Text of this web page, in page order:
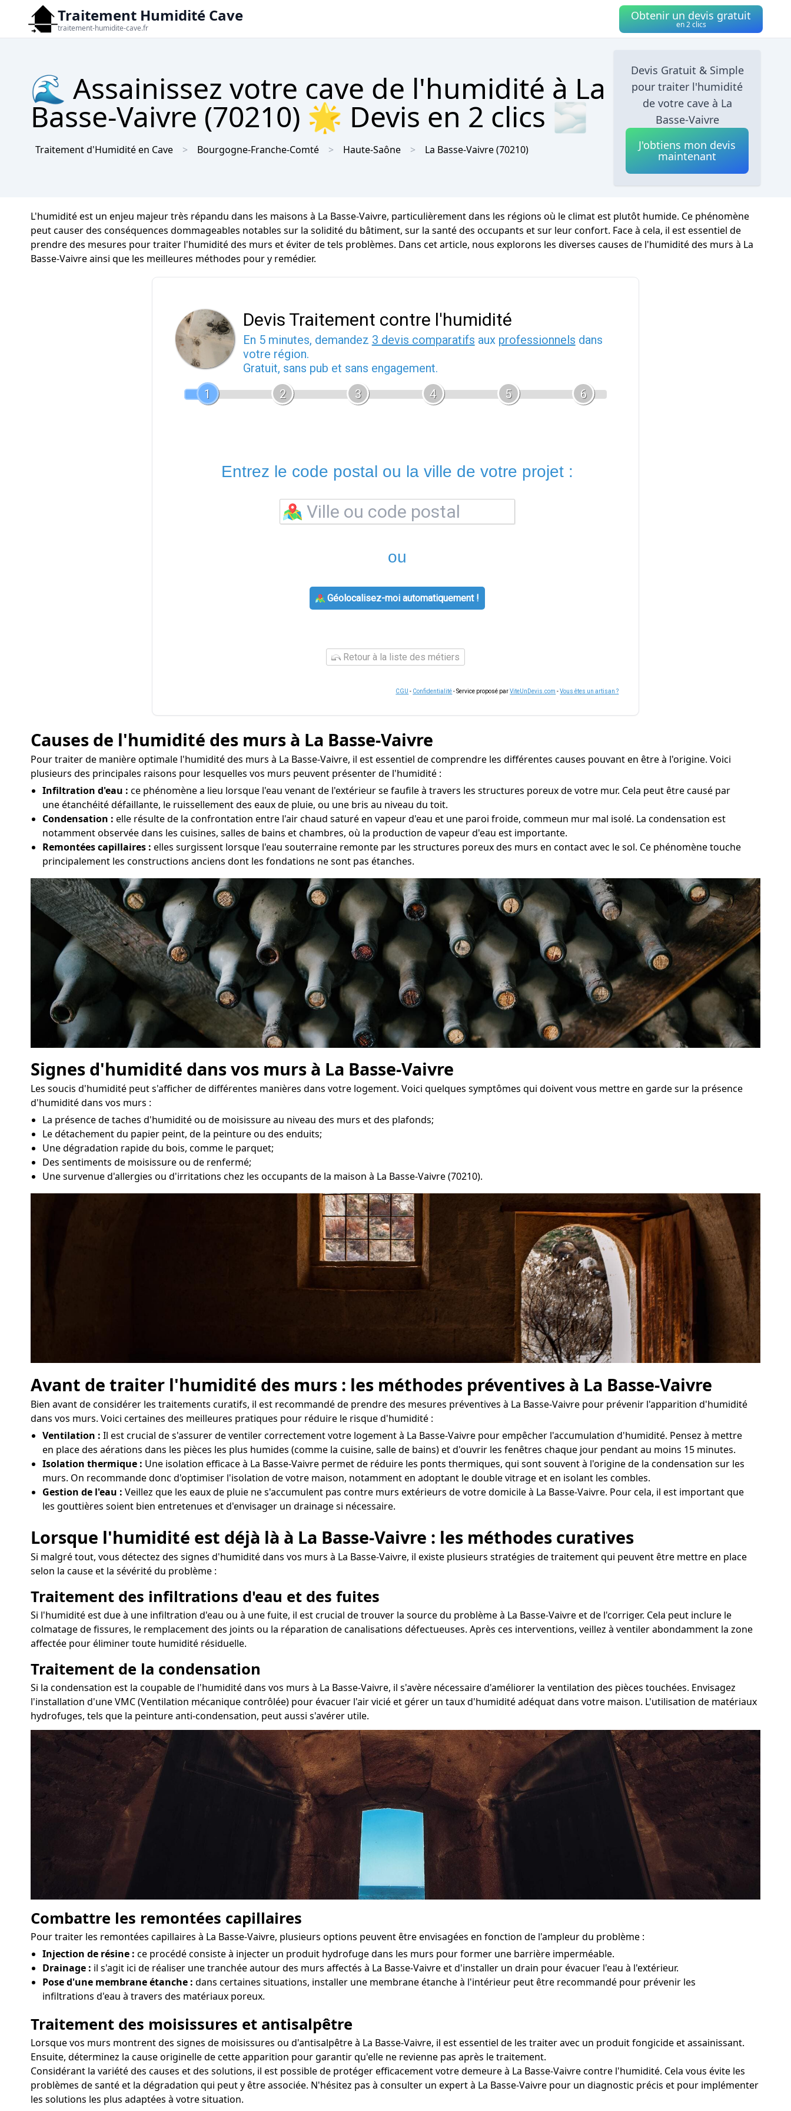
Traitement Humidité Cave
traitement-humidite-cave.fr
Obtenir un devis gratuit
en 2 clics
🌊 Assainissez votre cave de l'humidité à La
Basse-Vaivre (70210) 🌟 Devis en 2 clics 🌫
Traitement d'Humidité en Cave Bourgogne-Franche-Comté Haute-Saône La Basse-Vaivre(70210)
Devis Gratuit & Simple
pour traiter l'humidité
de votre cave à La
Basse-Vaivre
J'obtiens mon devis
maintenant
L'humidité est un enjeu majeur très répandu dans les maisons à La Basse-Vaivre, particulièrement dans les régions où le climat est plutôt humide. Ce phénomène
peut causer des conséquences dommageables notables sur la solidité du bâtiment, sur la santé des occupants et sur leur confort. Face à cela, il est essentiel de
prendre des mesures pour traiter l'humidité des murs et éviter de tels problèmes. Dans cet article, nous explorons les diverses causes de l'humidité des murs à La
Basse-Vaivre ainsi que les meilleures méthodes pour y remédier.
Devis Traitement contre l'humidité
En 5 minutes, demandez 3 devis comparatifs aux professionnels dans
votre région.
Gratuit, sans pub et sans engagement.
1
2 3 4 5 6
Entrez le code postal ou la ville de votre projet :
ou
Géolocalisez-moi automatiquement !
Retour à la liste des métiers
CGU - Confidentialité- Service proposé parViteUnDevis.com -Vous êtes un artisan ?
Causes de l'humidité des murs à La Basse-Vaivre
Pour traiter de manière optimale l'humidité des murs à La Basse-Vaivre, il est essentiel de comprendre les différentes causes pouvant en être à l'origine. Voici
plusieurs des principales raisons pour lesquelles vos murs peuvent présenter de l'humidité :
Infiltration d'eau : ce phénomène a lieu lorsque l'eau venant de l'extérieur se faufile à travers les structures poreux de votre mur. Cela peut être causé par
une étanchéité défaillante, le ruissellement des eaux de pluie, ou une bris au niveau du toit.
Condensation : elle résulte de la confrontation entre l'air chaud saturé en vapeur d'eau et une paroi froide, commeun mur mal isolé. La condensation est
notamment observée dans les cuisines, salles de bains et chambres, où la production de vapeur d'eau est importante.
Remontées capillaires : elles surgissent lorsque l'eau souterraine remonte par les structures poreux des murs en contact avec le sol. Ce phénomène touche
principalement les constructions anciens dont les fondations ne sont pas étanches.
Signes d'humidité dans vos murs à La Basse-Vaivre
Les soucis d'humidité peut s'afficher de différentes manières dans votre logement. Voici quelques symptômes qui doivent vous mettre en garde sur la présence
d'humidité dans vos murs :
La présence de taches d'humidité ou de moisissure au niveau des murs et des plafonds;
Le détachement du papier peint, de la peinture ou des enduits;
Une dégradation rapide du bois, comme le parquet;
Des sentiments de moisissure ou de renfermé;
Une survenue d'allergies ou d'irritations chez les occupants de la maison à La Basse-Vaivre (70210).
Avant de traiter l'humidité des murs : les méthodes préventives à La Basse-Vaivre
Bien avant de considérer les traitements curatifs, il est recommandé de prendre des mesures préventives à La Basse-Vaivre pour prévenir l'apparition d'humidité
dans vos murs. Voici certaines des meilleures pratiques pour réduire le risque d'humidité :
Ventilation : Il est crucial de s'assurer de ventiler correctement votre logement à La Basse-Vaivre pour empêcher l'accumulation d'humidité. Pensez à mettre
en place des aérations dans les pièces les plus humides (comme la cuisine, salle de bains) et d'ouvrir les fenêtres chaque jour pendant au moins 15 minutes.
Isolation thermique : Une isolation efficace à La Basse-Vaivre permet de réduire les ponts thermiques, qui sont souvent à l'origine de la condensation sur les
murs. On recommande donc d'optimiser l'isolation de votre maison, notamment en adoptant le double vitrage et en isolant les combles.
Gestion de l'eau : Veillez que les eaux de pluie ne s'accumulent pas contre murs extérieurs de votre domicile à La Basse-Vaivre. Pour cela, il est important que
les gouttières soient bien entretenues et d'envisager un drainage si nécessaire.
Lorsque l'humidité est déjà là à La Basse-Vaivre : les méthodes curatives
Si malgré tout, vous détectez des signes d'humidité dans vos murs à La Basse-Vaivre, il existe plusieurs stratégies de traitement qui peuvent être mettre en place
selon la cause et la sévérité du problème :
Traitement des infiltrations d'eau et des fuites
Si l'humidité est due à une infiltration d'eau ou à une fuite, il est crucial de trouver la source du problème à La Basse-Vaivre et de l'corriger. Cela peut inclure le
colmatage de fissures, le remplacement des joints ou la réparation de canalisations défectueuses. Après ces interventions, veillez à ventiler abondamment la zone
affectée pour éliminer toute humidité résiduelle.
Traitement de la condensation
Si la condensation est la coupable de l'humidité dans vos murs à La Basse-Vaivre, il s'avère nécessaire d'améliorer la ventilation des pièces touchées. Envisagez
l'installation d'une VMC (Ventilation mécanique contrôlée) pour évacuer l'air vicié et gérer un taux d'humidité adéquat dans votre maison. L'utilisation de matériaux
hydrofuges, tels que la peinture anti-condensation, peut aussi s'avérer utile.
Combattre les remontées capillaires
Pour traiter les remontées capillaires à La Basse-Vaivre, plusieurs options peuvent être envisagées en fonction de l'ampleur du problème :
Injection de résine : ce procédé consiste à injecter un produit hydrofuge dans les murs pour former une barrière imperméable.
Drainage : il s'agit ici de réaliser une tranchée autour des murs affectés à La Basse-Vaivre et d'installer un drain pour évacuer l'eau à l'extérieur.
Pose d'une membrane étanche : dans certaines situations, installer une membrane étanche à l'intérieur peut être recommandé pour prévenir les
infiltrations d'eau à travers des matériaux poreux.
Traitement des moisissures et antisalpêtre
Lorsque vos murs montrent des signes de moisissures ou d'antisalpêtre à La Basse-Vaivre, il est essentiel de les traiter avec un produit fongicide et assainissant.
Ensuite, déterminez la cause originelle de cette apparition pour garantir qu'elle ne revienne pas après le traitement.
Considérant la variété des causes et des solutions, il est possible de protéger efficacement votre demeure à La Basse-Vaivre contre l'humidité. Cela vous évite les
problèmes de santé et la dégradation qui peut y être associée. N'hésitez pas à consulter un expert à La Basse-Vaivre pour un diagnostic précis et pour implémenter
les solutions les plus adaptées à votre situation.